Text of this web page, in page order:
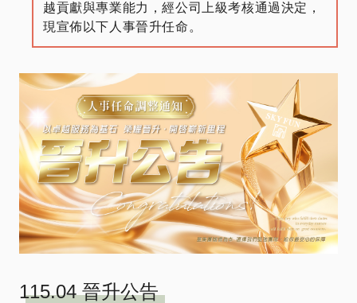
越貢獻與專業能力，經公司上級考核通過決定，
現宣佈以下人事晉升任命。
115.04 晉升公告